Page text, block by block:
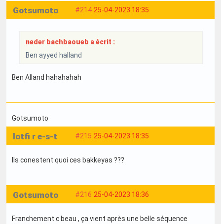
#214 25-04-2023 18:35
Gotsumoto
neder bachbaoueb a écrit :
Ben ayyed halland
Ben Alland hahahahah
Gotsumoto
#215 25-04-2023 18:35
lotfi r e-s-t
Ils conestent quoi ces bakkeyas ???
#216 25-04-2023 18:36
Gotsumoto
Franchement c beau , ça vient après une belle séquence